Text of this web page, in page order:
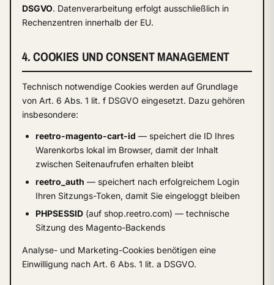
DSGVO. Datenverarbeitung erfolgt ausschließlich in
Rechenzentren innerhalb der EU.
4. COOKIES UND CONSENT MANAGEMENT
Technisch notwendige Cookies werden auf Grundlage
von Art. 6 Abs. 1 lit. f DSGVO eingesetzt. Dazu gehören
insbesondere:
reetro-magento-cart-id — speichert die ID Ihres
Warenkorbs lokal im Browser, damit der Inhalt
zwischen Seitenaufrufen erhalten bleibt
reetro_auth — speichert nach erfolgreichem Login
Ihren Sitzungs-Token, damit Sie eingeloggt bleiben
PHPSESSID (auf shop.reetro.com) — technische
Sitzung des Magento-Backends
Analyse- und Marketing-Cookies benötigen eine
Einwilligung nach Art. 6 Abs. 1 lit. a DSGVO.